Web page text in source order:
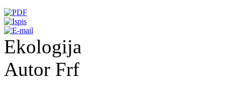
Ekologija
Autor Frf